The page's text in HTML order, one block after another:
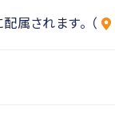
されます。 （